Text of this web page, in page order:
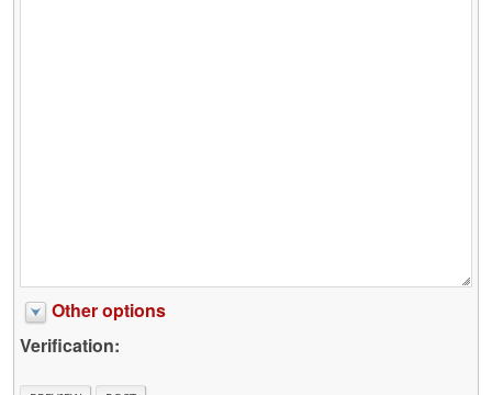
Other options
Verification: